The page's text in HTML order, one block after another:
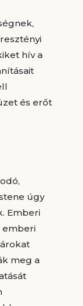
hív a
és erőt
úgy
Emberi
emberi
meg a